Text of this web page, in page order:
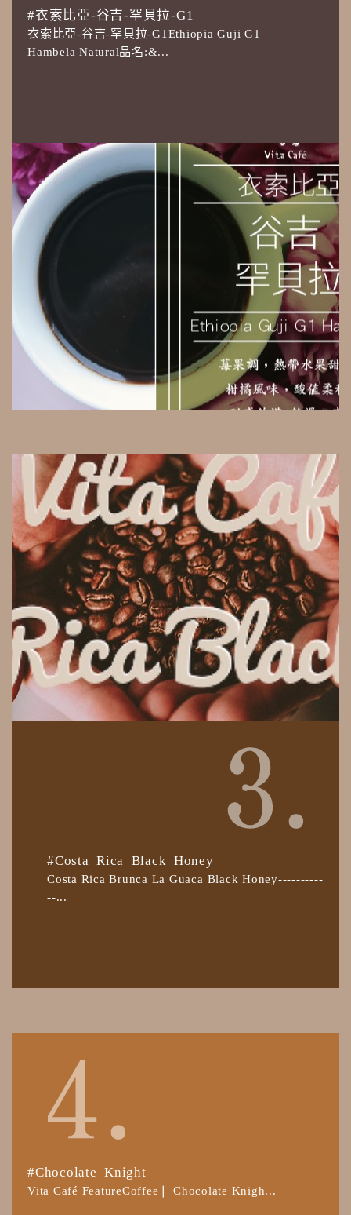
#衣索比亞-谷吉-罕貝拉-G1
衣索比亞-谷吉-罕貝拉-G1Ethiopia Guji G1
Hambela Natural品名:&...
#Costa Rica Black Honey
Costa Rica Brunca La Guaca Black Honey----------
--...
#Chocolate Knight
Vita Café FeatureCoffee❘ Chocolate Knigh...